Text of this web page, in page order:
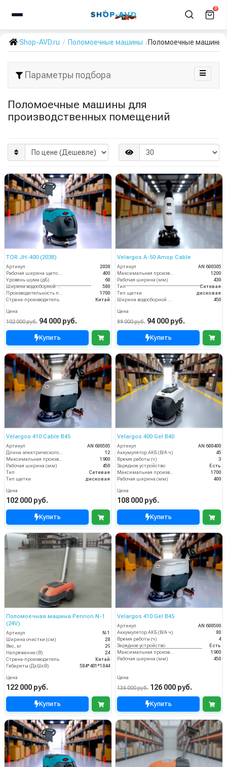
0
Shop-AVD.ru Поломоечные машины Поломоечные машины
Параметры подбора
Поломоечные машины для
производственных помещений
TOR JH-400 (2038)
Артикул
2038
400
Уровень шума (дБ)
60
Ширина водосборной рейки
580
1700
Страна-производитель
Китай
Цена
102 000 руб. 94 000 руб.
Купить
Velargos A-50 Amop Cable
Артикул
AN 600305
1200
Рабочая ширина (мм)
430
Тип
Сетевая
Тип щетки
дисковая
450
Цена
99 000 руб. 94 000 руб.
Купить
Velargos 410 Cable B45
Артикул
AN 600505
Длина электрического кабеля (м)
12
Максимальная производительность (кв.м/час)
1900
Рабочая ширина (мм)
450
Тип
Сетевая
Тип щетки
дисковая
Цена
102 000 руб.
Купить
Velargos 400 Gel B40
Артикул
AN 600400
Аккумулятор АКБ (В/А·ч)
45
Время работы (ч)
3
Зарядное устройство
Есть
Максимальная производительность (кв.м/час)
1700
Рабочая ширина (мм)
400
Цена
108 000 руб.
Купить
Поломоечная машина Pennon N-1
(24V)
Артикул
N-1
Ширина очистки (см)
28
Вес, кг
29
Напряжение (В)
24
Страна-производитель
Китай
Габариты (ДхШхВ)
584*401*1044
Цена
122 000 руб.
Купить
Velargos 410 Gel B45
Артикул
AN 600500
Аккумулятор АКБ (В/А·ч)
80
Время работы (ч)
4
Зарядное устройство
Есть
Максимальная производительность (кв.м/час)
1900
Рабочая ширина (мм)
450
Цена
136 000 руб. 126 000 руб.
Купить